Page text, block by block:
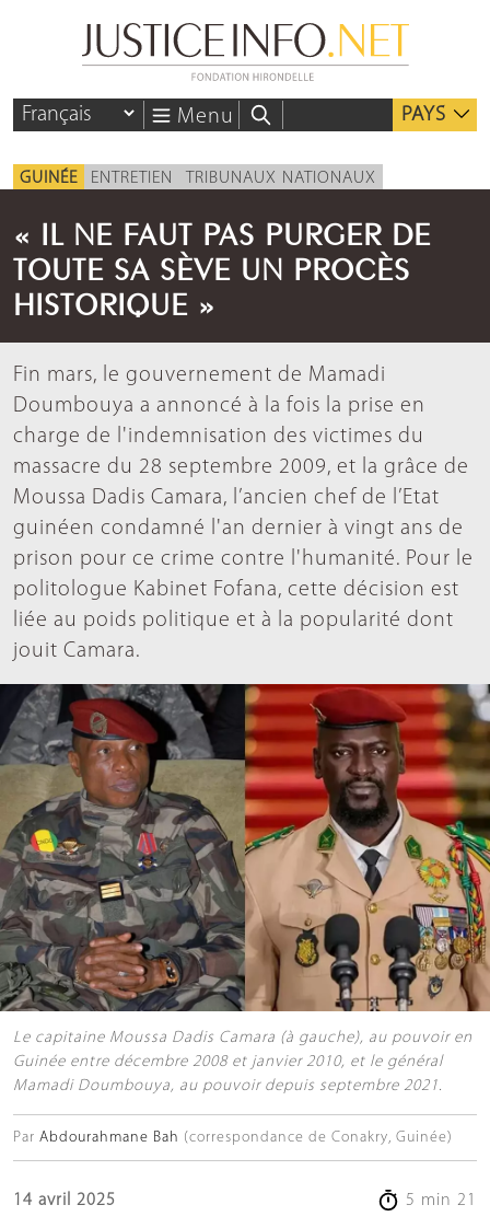
Menu PAYS
GUINÉE ENTRETIEN TRIBUNAUX NATIONAUX
« IL NE FAUT PAS PURGER DE
TOUTE SA SÈVE UN PROCÈS
HISTORIQUE »
Fin mars, le gouvernement de Mamadi
Doumbouya a annoncé à la fois la prise en
charge de l'indemnisation des victimes du
massacre du 28 septembre 2009, et la grâce de
Moussa Dadis Camara, l’ancien chef de l’Etat
guinéen condamné l'an dernier à vingt ans de
prison pour ce crime contre l'humanité. Pour le
politologue Kabinet Fofana, cette décision est
liée au poids politique et à la popularité dont
jouit Camara.
Le capitaine Moussa Dadis Camara (à gauche), au pouvoir en
Guinée entre décembre 2008 et janvier 2010, et le général
Mamadi Doumbouya, au pouvoir depuis septembre 2021.
Par Abdourahmane Bah (correspondance de Conakry, Guinée)
14 avril 2025 5 min 21